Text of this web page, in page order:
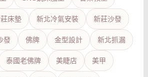
床墊 新北冷氣安裝 新莊沙發
發 佛牌 金型設計 新北抓漏
泰國老佛牌 美睫店 美甲